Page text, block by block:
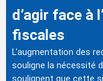
d’agir face à
fiscales
L'augmentation des
souligne la nécessité
soulignent que cette